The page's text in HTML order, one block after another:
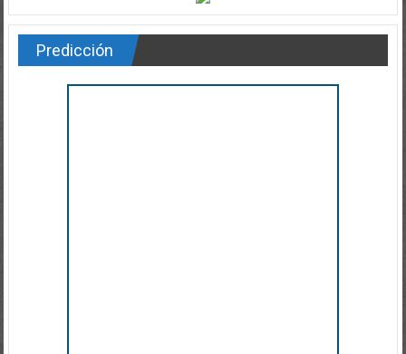
Predicción